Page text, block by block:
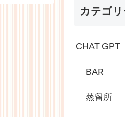
カテゴリ
CHAT GPT
BAR
蒸留所